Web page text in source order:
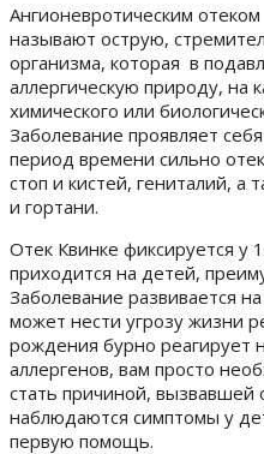
Ангионевротическим
называют острую,
организма, которая в
аллергическую природу, на
химического или
Заболевание проявляет
период времени сильно
стоп и кистей, гениталий, а
и гортани.
Отек Квинке фиксируется у
приходится на детей,
Заболевание развивается
может нести угрозу жизни
рождения бурно реагирует
аллергенов, вам просто
стать причиной, вызвавшей
наблюдаются симптомы у
первую помощь.